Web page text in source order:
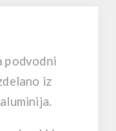
podvodni
iz